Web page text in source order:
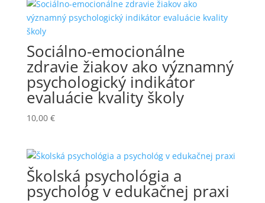
Sociálno-emocionálne
zdravie žiakov ako významný
psychologický indikátor
evaluácie kvality školy
10,00 €
Školská psychológia a
psychológ v edukačnej praxi